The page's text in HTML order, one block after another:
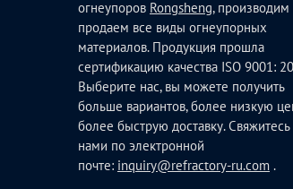
огнеупоров Rongsheng, производим
продаем все виды огнеупорных
материалов. Продукция прошла
сертификацию качества ISO 9001:
Выберите нас, вы можете получить
больше вариантов, более низкую
более быструю доставку. Свяжитесь
нами по электронной
почте: inquiry@refractory-ru.com .